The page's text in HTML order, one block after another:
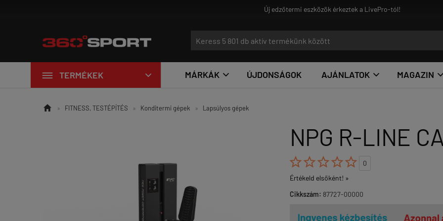
 TERMÉKEK  MÁRKÁK  ÚJDONSÁGOK AJÁNLATOK  MAGAZIN 
 » FITNESS, TESTÉPÍTÉS » Konditermi gépek » Lapsúlyos gépek
NPG R-LINE

0
Értékeld elsőként! »
Cikkszám: 87727-00000